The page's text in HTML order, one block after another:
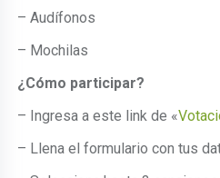
– Audífonos
– Mochilas
¿Cómo participar?
– Ingresa a este link de «
– Llena el formulario con tus